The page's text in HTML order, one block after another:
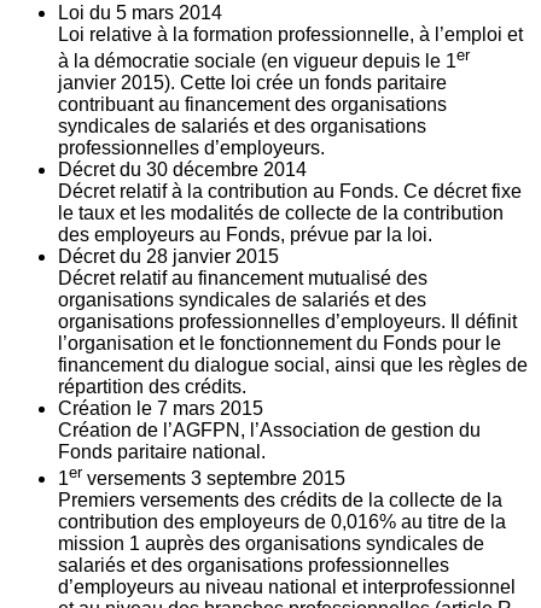
Loi du 5 mars 2014
Loi relative à la formation professionnelle, à l’emploi et
à la démocratie sociale (en vigueur depuis le 1er
janvier 2015). Cette loi crée un fonds paritaire
contribuant au financement des organisations
syndicales de salariés et des organisations
professionnelles d’employeurs.
Décret du 30 décembre 2014
Décret relatif à la contribution au Fonds. Ce décret fixe
le taux et les modalités de collecte de la contribution
des employeurs au Fonds, prévue par la loi.
Décret du 28 janvier 2015
Décret relatif au financement mutualisé des
organisations syndicales de salariés et des
organisations professionnelles d’employeurs. Il définit
l’organisation et le fonctionnement du Fonds pour le
financement du dialogue social, ainsi que les règles de
répartition des crédits.
Création le 7 mars 2015
Création de l’AGFPN, l’Association de gestion du
Fonds paritaire national.
1er versements 3 septembre 2015
Premiers versements des crédits de la collecte de la
contribution des employeurs de 0,016% au titre de la
mission 1 auprès des organisations syndicales de
salariés et des organisations professionnelles
d’employeurs au niveau national et interprofessionnel